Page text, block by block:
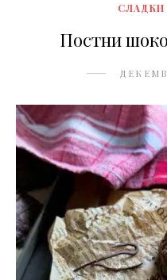
СЛАДКИ
Постни